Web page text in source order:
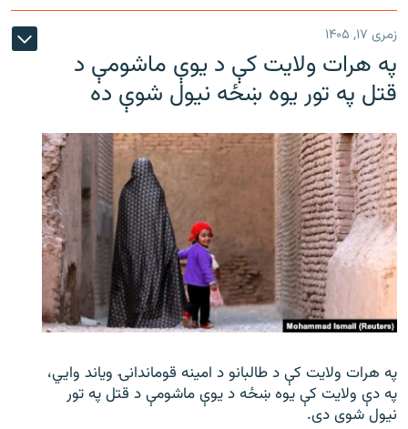
زمری ۱۷, ۱۴۰۵
په هرات ولایت کې د یوې ماشومې د
قتل په تور یوه ښځه نیول شوې ده
په هرات ولایت کې د طالبانو د امینه قوماندانۍ ویاند وايي،
په دې ولایت کې یوه ښځه د یوې ماشومې د قتل په تور
نیول شوی دی.